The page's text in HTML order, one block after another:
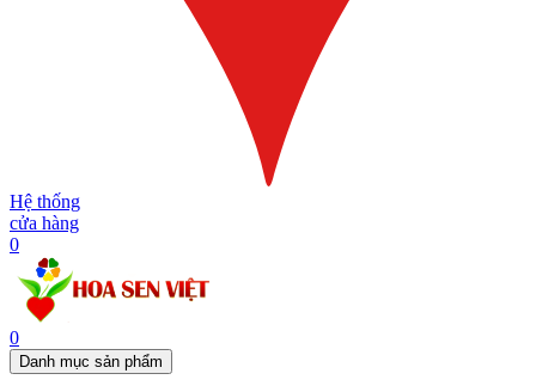
Hệ thống
cửa hàng
0
0
Danh mục sản phẩm